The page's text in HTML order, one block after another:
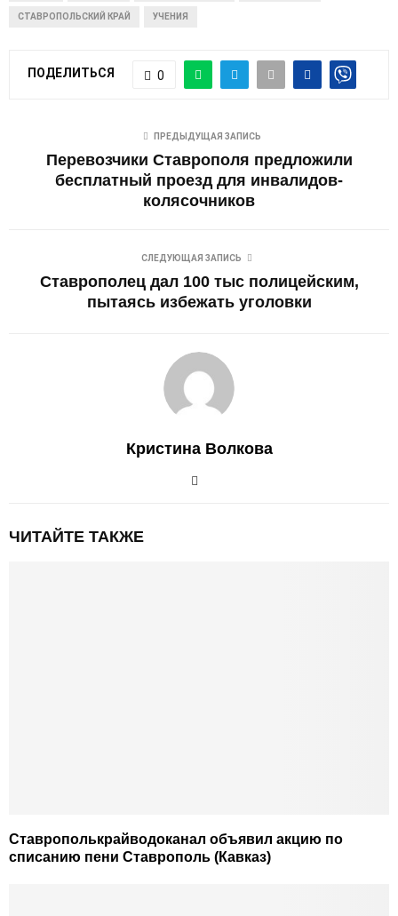
СТАВРОПОЛЬСКИЙ КРАЙ УЧЕНИЯ
ПОДЕЛИТЬСЯ 0
ПРЕДЫДУЩАЯ ЗАПИСЬ
Перевозчики Ставрополя предложили
бесплатный проезд для инвалидов-
колясочников
СЛЕДУЮЩАЯ ЗАПИСЬ
Ставрополец дал 100 тыс полицейским,
пытаясь избежать уголовки
Кристина Волкова
ЧИТАЙТЕ ТАКЖЕ
Ставрополькрайводоканал объявил акцию по
списанию пени Ставрополь (Кавказ)